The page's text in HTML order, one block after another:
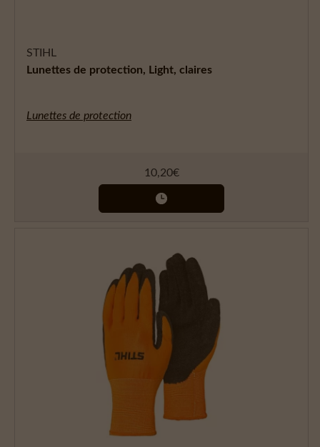
STIHL
Lunettes de protection, Light, claires
Lunettes de protection
10,20€